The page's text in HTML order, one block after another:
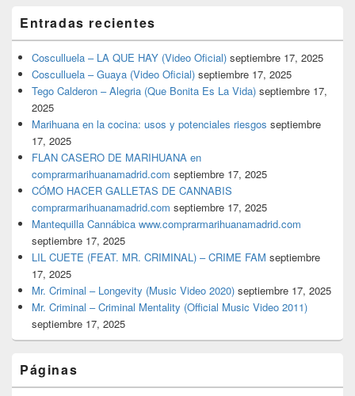
Entradas recientes
Cosculluela – LA QUE HAY (Video Oficial) septiembre 17, 2025
Cosculluela – Guaya (Video Oficial) septiembre 17, 2025
Tego Calderon – Alegria (Que Bonita Es La Vida) septiembre 17,
2025
Marihuana en la cocina: usos y potenciales riesgos septiembre
17, 2025
FLAN CASERO DE MARIHUANA en
comprarmarihuanamadrid.com septiembre 17, 2025
CÓMO HACER GALLETAS DE CANNABIS
comprarmarihuanamadrid.com septiembre 17, 2025
Mantequilla Cannábica www.comprarmarihuanamadrid.com
septiembre 17, 2025
LIL CUETE (FEAT. MR. CRIMINAL) – CRIME FAM septiembre
17, 2025
Mr. Criminal – Longevity (Music Video 2020) septiembre 17, 2025
Mr. Criminal – Criminal Mentality (Official Music Video 2011)
septiembre 17, 2025
Páginas